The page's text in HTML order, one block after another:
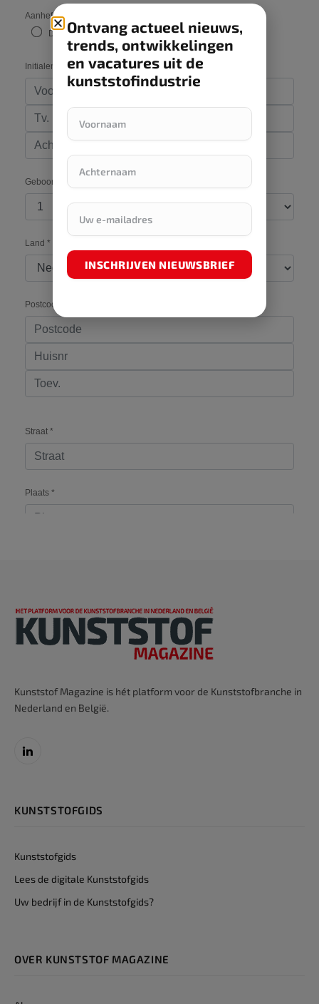
Kunststof Magazine is hét platform voor de Kunststofbranche in
Nederland en België.
LinkedIn
KUNSTSTOFGIDS
Kunststofgids
Lees de digitale Kunststofgids
Uw bedrijf in de Kunststofgids?
OVER KUNSTSTOF MAGAZINE
Ontvang actueel nieuws,
trends, ontwikkelingen
en vacatures uit de
kunststofindustrie
INSCHRIJVEN NIEUWSBRIEF